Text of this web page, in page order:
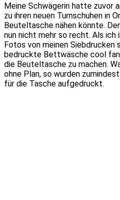
Meine Schwägerin hatte zuvor
zu ihren neuen Turnschuhen in
Beuteltasche nähen könnte.
nun nicht mehr so recht. Als ich
Fotos von meinen Siebdrucken
bedruckte Bettwäsche cool
die Beuteltasche zu machen.
ohne Plan, so wurden
für die Tasche aufgedruckt.